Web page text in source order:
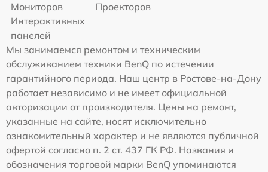
Мониторов
Проекторов
Интерактивных
панелей
Мы занимаемся ремонтом и техническим
обслуживанием техники BenQ по истечении
гарантийного периода. Наш центр в Ростове-на-Дону
работает независимо и не имеет официальной
авторизации от производителя. Цены на ремонт,
указанные на сайте, носят исключительно
ознакомительный характер и не являются публичной
офертой согласно п. 2 ст. 437 ГК РФ. Названия и
обозначения торговой марки BenQ упоминаются